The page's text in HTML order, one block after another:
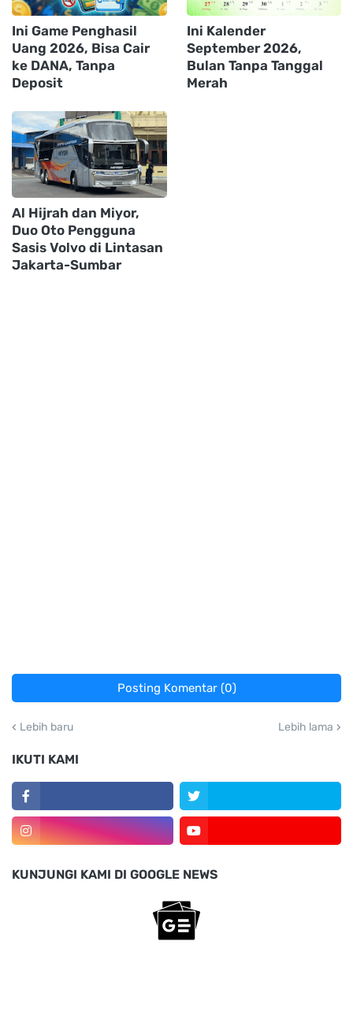
Ini Game Penghasil
Uang 2026, Bisa Cair
ke DANA, Tanpa
Deposit
Ini Kalender
September 2026,
Bulan Tanpa Tanggal
Merah
Al Hijrah dan Miyor,
Duo Oto Pengguna
Sasis Volvo di Lintasan
Jakarta-Sumbar
Posting Komentar (0)
Lebih baru Lebih lama
IKUTI KAMI
KUNJUNGI KAMI DI GOOGLE NEWS